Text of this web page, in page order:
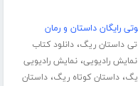
رایگان داستان و رمان
داستان ریگ،دانلود کتاب
نمایش رادیویی،نمایش رادیویی
،داستان کوتاه ریگ،داستان